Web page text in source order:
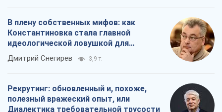
В плену собственных мифов: как
Константиновка стала главной
идеологической ловушкой для
российских оккупантов
Дмитрий Снегирев 3,9 т.
Рекрутинг: обновленный и, похоже,
полезный вражеский опыт, или
Диалектика требовательной трусости